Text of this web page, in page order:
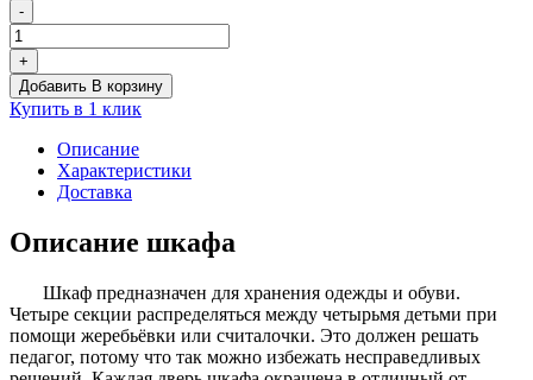
-
Количество
товара
Шкаф
4-
секционный
ящиками
(цветной
фасад)
+
Добавить В корзину
Купить в 1 клик
Описание
Характеристики
Доставка
Описание шкафа
Шкаф предназначен для хранения одежды и обуви.
Четыре секции распределяться между четырьмя детьми при
помощи жеребьёвки или считалочки. Это должен решать
педагог, потому что так можно избежать несправедливых